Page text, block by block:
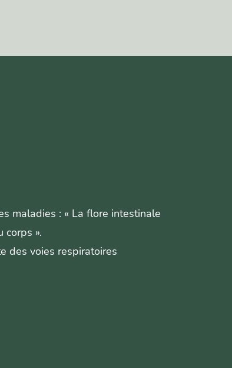
maladies : « La flore intestinale
corps ».
des voies respiratoires